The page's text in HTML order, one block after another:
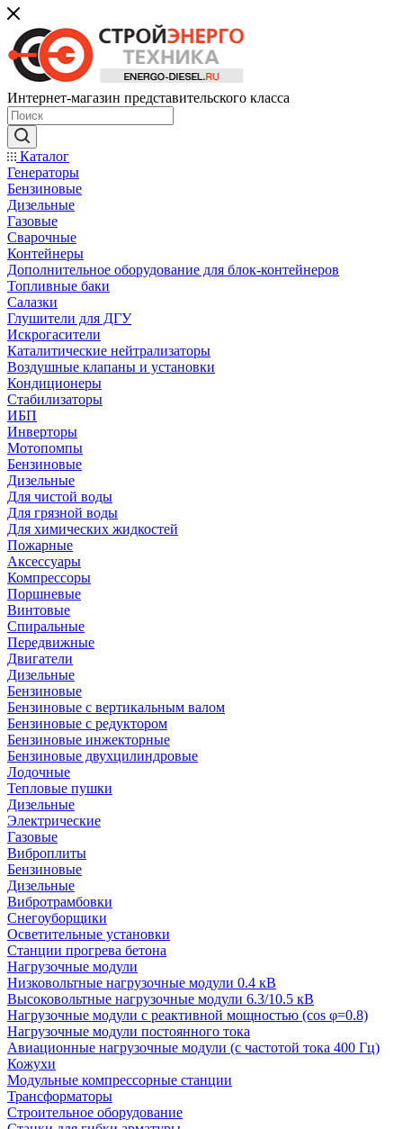
Интернет-магазин представительского класса
Каталог
Генераторы
Бензиновые
Дизельные
Газовые
Сварочные
Контейнеры
Дополнительное оборудование для блок-контейнеров
Топливные баки
Салазки
Глушители для ДГУ
Искрогасители
Каталитические нейтрализаторы
Воздушные клапаны и установки
Кондиционеры
Стабилизаторы
ИБП
Инверторы
Мотопомпы
Бензиновые
Дизельные
Для чистой воды
Для грязной воды
Для химических жидкостей
Пожарные
Аксессуары
Компрессоры
Поршневые
Винтовые
Спиральные
Передвижные
Двигатели
Дизельные
Бензиновые
Бензиновые с вертикальным валом
Бензиновые с редуктором
Бензиновые инжекторные
Бензиновые двухцилиндровые
Лодочные
Тепловые пушки
Дизельные
Электрические
Газовые
Виброплиты
Бензиновые
Дизельные
Вибротрамбовки
Снегоуборщики
Осветительные установки
Станции прогрева бетона
Нагрузочные модули
Низковольтные нагрузочные модули 0.4 кВ
Высоковольтные нагрузочные модули 6.3/10.5 кВ
Нагрузочные модули с реактивной мощностью (cos φ=0.8)
Нагрузочные модули постоянного тока
Авиационные нагрузочные модули (с частотой тока 400 Гц)
Кожухи
Модульные компрессорные станции
Трансформаторы
Строительное оборудование